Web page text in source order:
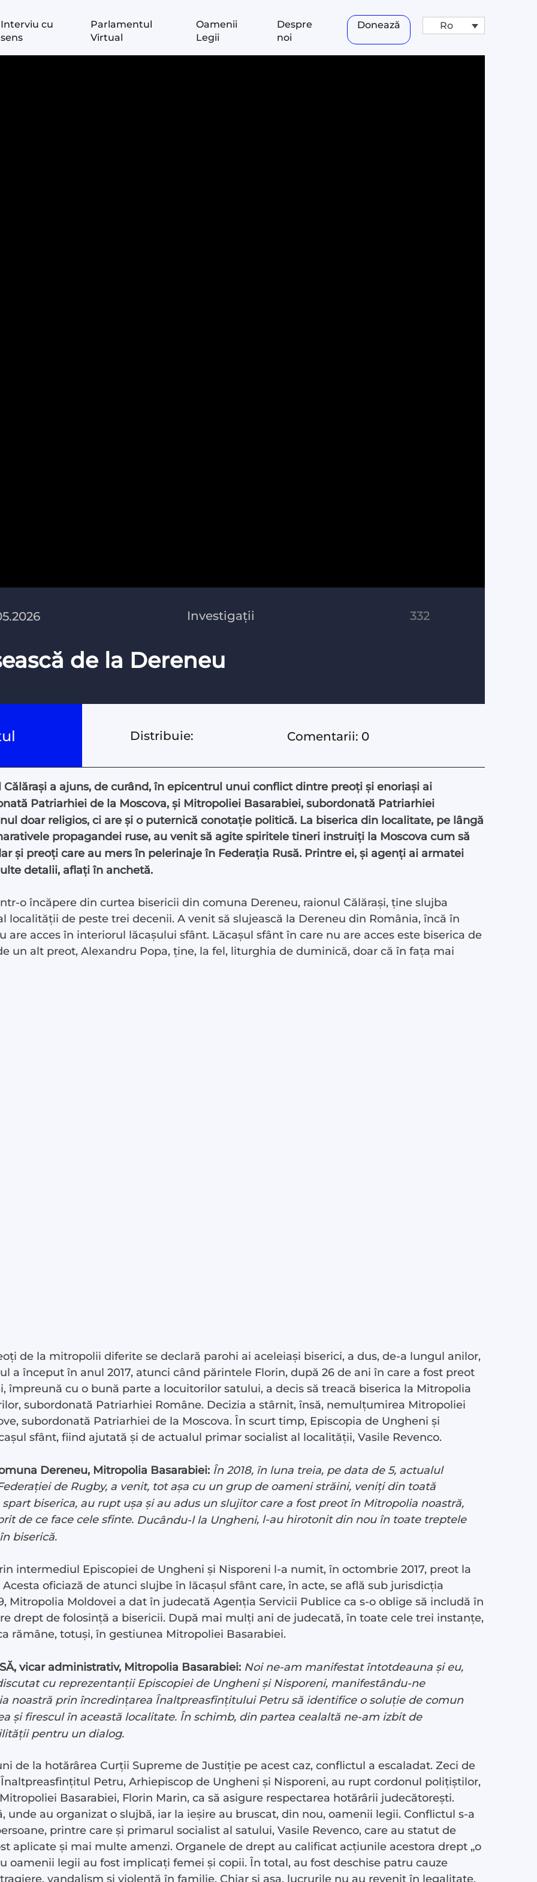
LIVE
Interviu cu
sens
Parlamentul
Virtual
Oamenii
Legii
Despre
noi
Donează Ro
Investigații 332
de la Dereneu
Distribuie: Comentarii: 0
a ajuns, de curând, în epicentrul unui conflict dintre preoți și enoriași ai
Patriarhiei de la Moscova, și Mitropoliei Basarabiei, subordonată Patriarhiei
doar religios, ci are și o puternică conotație politică. La biserica din localitate, pe lângă
propagandei ruse, au venit să agite spiritele tineri instruiți la Moscova cum să
și preoți care au mers în pelerinaje în Federația Rusă. Printre ei, și agenți ai armatei
detalii, aflați în anchetă.
o încăpere din curtea bisericii din comuna Dereneu, raionul Călărași, ține slujba
localității de peste trei decenii. A venit să slujească la Dereneu din România, încă în
are acces în interiorul lăcașului sfânt. Lăcașul sfânt în care nu are acces este biserica de
un alt preot, Alexandru Popa, ține, la fel, liturghia de duminică, doar că în fața mai
de la mitropolii diferite se declară parohi ai aceleiași biserici, a dus, de-a lungul anilor,
a început în anul 2017, atunci când părintele Florin, după 26 de ani în care a fost preot
împreună cu o bună parte a locuitorilor satului, a decis să treacă biserica la Mitropolia
subordonată Patriarhiei Române. Decizia a stârnit, însă, nemulțumirea Mitropoliei
subordonată Patriarhiei de la Moscova. În scurt timp, Episcopia de Ungheni și
sfânt, fiind ajutată și de actualul primar socialist al localității, Vasile Revenco.
Dereneu, Mitropolia Basarabiei: În 2018, în luna treia, pe data de 5, actualul
de Rugby, a venit, tot așa cu un grup de oameni străini, veniți din toată
biserica, au rupt ușa și au adus un slujitor care a fost preot în Mitropolia noastră,
de ce face cele sfinte. Ducându-l la Ungheni, l-au hirotonit din nou în toate treptele
biserică.
intermediul Episcopiei de Ungheni și Nisporeni l-a numit, în octombrie 2017, preot la
oficiază de atunci slujbe în lăcașul sfânt care, în acte, se află sub jurisdicția
Mitropolia Moldovei a dat în judecată Agenția Servicii Publice ca s-o oblige să includă în
drept de folosință a bisericii. După mai mulți ani de judecată, în toate cele trei instanțe,
rămâne, totuși, în gestiunea Mitropoliei Basarabiei.
vicar administrativ, Mitropolia Basarabiei: Noi ne-am manifestat întotdeauna și eu,
cu reprezentanții Episcopiei de Ungheni și Nisporeni, manifestându-ne
noastră prin încredințarea Înaltpreasfințitului Petru să identifice o soluție de comun
și firescul în această localitate. În schimb, din partea cealaltă ne-am izbit de
pentru un dialog.
de la hotărârea Curții Supreme de Justiție pe acest caz, conflictul a escaladat. Zeci de
Petru, Arhiepiscop de Ungheni și Nisporeni, au rupt cordonul polițiștilor,
Basarabiei, Florin Marin, ca să asigure respectarea hotărârii judecătorești.
unde au organizat o slujbă, iar la ieșire au bruscat, din nou, oamenii legii. Conflictul s-a
printre care și primarul socialist al satului, Vasile Revenco, care au statut de
aplicate și mai multe amenzi. Organele de drept au calificat acțiunile acestora drept „o
oamenii legii au fost implicați femei și copii. În total, au fost deschise patru cauze
vandalism și violență în familie. Chiar și așa, lucrurile nu au revenit în legalitate,